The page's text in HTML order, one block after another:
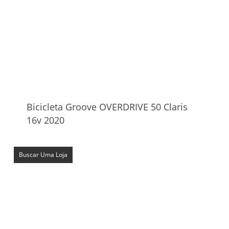
Bicicleta Groove OVERDRIVE 50 Claris
16v 2020
Buscar Uma Loja